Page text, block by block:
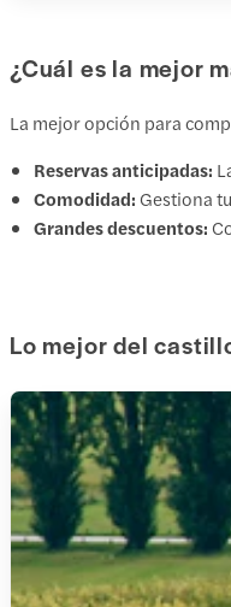
¿Cuál es la mejor
La mejor opción para
Reservas anticipadas:
Comodidad: Gestiona
Grandes descuentos:
Lo mejor del